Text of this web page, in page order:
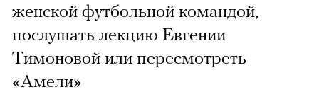
женской футбольной командой,
послушать лекцию Евгении
Тимоновой или пересмотреть
«Амели»